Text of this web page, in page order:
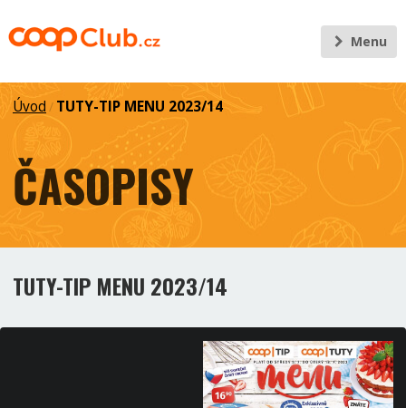
Menu
Úvod / TUTY-TIP MENU 2023/14
ČASOPISY
TUTY-TIP MENU 2023/14